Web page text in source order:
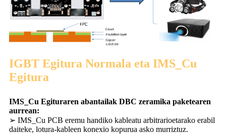
IGBT Egitura Normala eta IMS_Cu
Egitura
IMS_Cu Egituraren abantailak DBC zeramika paketearen
aurrean:
➢ IMS_Cu PCB eremu handiko kableatu arbitrarioetarako erabil
daiteke, lotura-kableen konexio kopurua asko murriztuz.